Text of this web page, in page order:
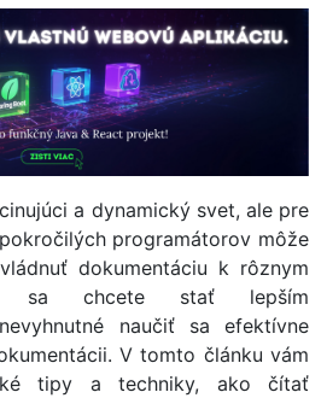
a dynamický svet, ale pre
programátorov môže
dokumentáciu k rôznym
sa chcete stať lepším
naučiť sa efektívne
V tomto článku vám
tipy a techniky, ako čítať